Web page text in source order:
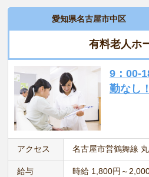
愛知県名古屋市中区
有料老人ホ
9：00-
勤なし
アクセス 名古屋市営鶴舞線
給与 時給 1,800円～